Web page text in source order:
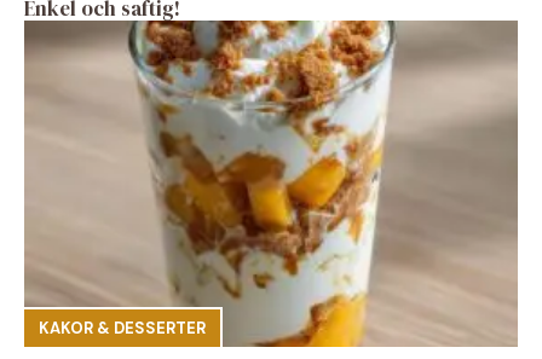
Enkel och saftig!
KAKOR & DESSERTER